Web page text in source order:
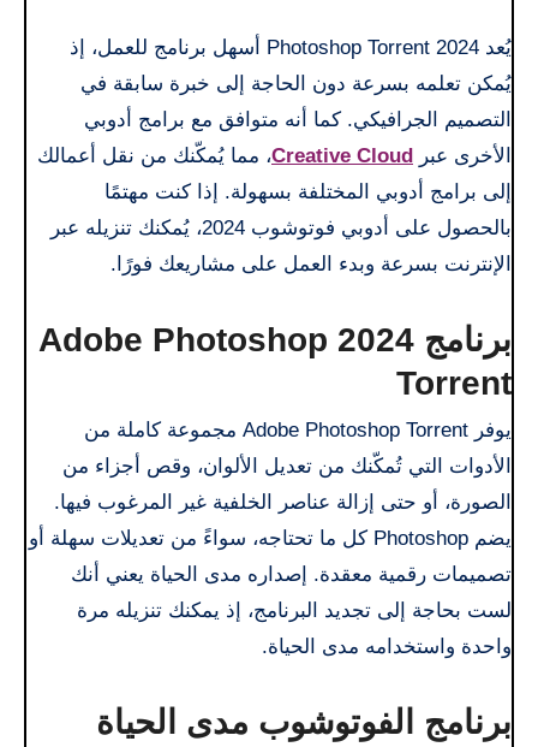
يُعد Photoshop Torrent 2024 أسهل برنامج للعمل، إذ
يُمكن تعلمه بسرعة دون الحاجة إلى خبرة سابقة في
التصميم الجرافيكي. كما أنه متوافق مع برامج أدوبي
الأخرى عبر Creative Cloud، مما يُمكّنك من نقل أعمالك
إلى برامج أدوبي المختلفة بسهولة. إذا كنت مهتمًا
بالحصول على أدوبي فوتوشوب 2024، يُمكنك تنزيله عبر
الإنترنت بسرعة وبدء العمل على مشاريعك فورًا.
برنامج Adobe Photoshop 2024
Torrent
يوفر Adobe Photoshop Torrent مجموعة كاملة من
الأدوات التي تُمكّنك من تعديل الألوان، وقص أجزاء من
الصورة، أو حتى إزالة عناصر الخلفية غير المرغوب فيها.
يضم Photoshop كل ما تحتاجه، سواءً من تعديلات سهلة أو
تصميمات رقمية معقدة. إصداره مدى الحياة يعني أنك
لست بحاجة إلى تجديد البرنامج، إذ يمكنك تنزيله مرة
واحدة واستخدامه مدى الحياة.
برنامج الفوتوشوب مدى الحياة